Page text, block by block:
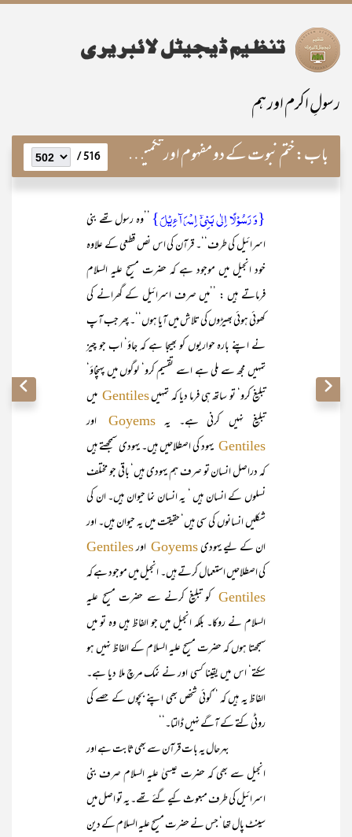
رسولِ اکرم اور ہم
باب:ختم نبوت کے دو مفہوم اور تکمیل رسالت کےعملی تقاضے 516 /
{وَ رَسُوۡلًا اِلٰی بَنِیۡۤ اِسۡرَآءِیۡلَ} ’’وہ رسول تھے بنی
اسرائیل کی طرف‘‘۔ قرآن کی اس نص قطعی کے علاوہ
خود انجیل میں موجود ہے کہ حضرت مسیح علیہ السلام
فرماتے ہیں : ’’میں صرف اسرائیل کے گھرانے کی
کھوئی ہوئی بھیڑوں کی تلاش میں آیا ہوں‘‘۔ پھر جب آپ
نے اپنے بارہ حواریوں کو بھیجا ہے کہ جاؤ‘ اب جو چیز
تمہیں مجھ سے ملی ہے اسے تقسیم کرو‘ لوگوں میں پہنچاؤ‘
تبلیغ کرو‘ تو ساتھ ہی فرما دیا کہ تمہیںGentiles میں
تبلیغ نہیں کرنی ہے۔ یہGoyems اور
Gentiles یہود کی اصطلاحیں ہیں۔ یہودی سمجھتے ہیں
کہ دراصل انسان تو صرف ہم یہودی ہیں‘ باقی جو مختلف
نسلوں کے انسان ہیں ‘ یہ انسان نما حیوان ہیں۔ ان کی
شکلیں انسانوں کی سی ہیں‘ حقیقت میں یہ حیوان ہیں۔ اور
ان کے لیے یہودیGoyems اورGentiles
کی اصطلاحیں استعمال کرتے ہیں۔ انجیل میں موجود ہے کہ
Gentiles کو تبلیغ کرنے سے حضرت مسیح علیہ
السلام نے روکا۔ بلکہ انجیل میں جو الفاظ ہیں وہ تو میں
سمجھتا ہوں کہ حضرت مسیح علیہ السلام کے الفاظ نہیں ہو
سکتے‘ اس میں یقینا کسی اور نے نمک مرچ ملا دیا ہے۔
الفاظ یہ ہیں کہ ’’کوئی شخص بھی اپنے بچوں کے حصے کی
روٹی کتے کے آگے نہیں ڈالتا۔‘‘
بہرحال یہ بات قرآن سے بھی ثابت ہے اور
انجیل سے بھی کہ حضرت عیسیٰ علیہ السلام صرف بنی
اسرائیل کی طرف مبعوث کیے گئے تھے۔ یہ تو اصل میں
سینٹ پال تھا‘ جس نے حضرت مسیح علیہ السلام کے دین